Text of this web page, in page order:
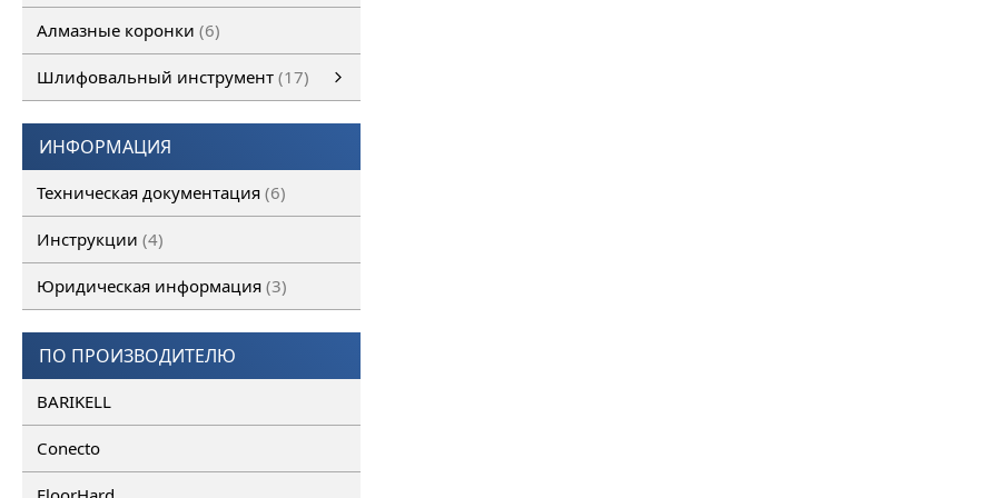
Алмазные коронки 6
Шлифовальный инструмент 17
ИНФОРМАЦИЯ
Техническая документация 6
Инструкции 4
Юридическая информация 3
ПО ПРОИЗВОДИТЕЛЮ
BARIKELL
Conecto